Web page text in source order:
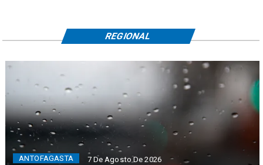
ANTOFAGASTA 7 De Agosto De 2026
REGIONAL